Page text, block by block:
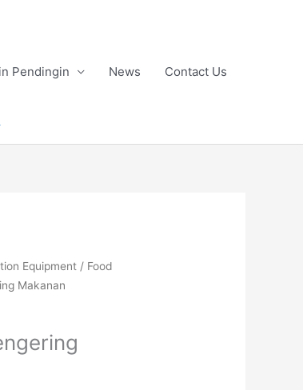
Pendingin News Contact Us
Equipment / Food
Makanan